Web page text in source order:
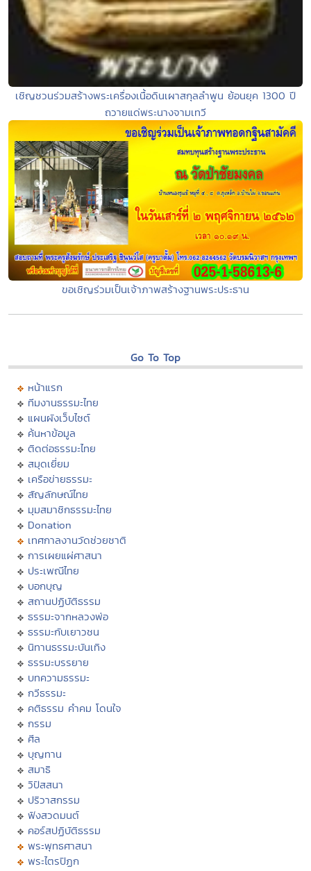
เชิญชวนร่วมสร้างพระเครื่องเนื้อดินเผาสกุลลำพูน ย้อนยุค 1300 ปี
ถวายแด่พระนางจามเทวี
ขอเชิญร่วมเป็นเจ้าภาพสร้างฐานพระประธาน
Go To Top
หน้าแรก
ทีมงานธรรมะไทย
แผนผังเว็บไซต์
ค้นหาข้อมูล
ติดต่อธรรมะไทย
สมุดเยี่ยม
เครือข่ายธรรมะ
สัญลักษณ์ไทย
มุมสมาชิกธรรมะไทย
Donation
เทศกาลงานวัดช่วยชาติ
การเผยแผ่ศาสนา
ประเพณีไทย
บอกบุญ
สถานปฏิบัติธรรม
ธรรมะจากหลวงพ่อ
ธรรมะกับเยาวชน
นิทานธรรมะบันเทิง
ธรรมะบรรยาย
บทความธรรมะ
กวีธรรมะ
คติธรรม คำคม โดนใจ
กรรม
ศีล
บุญทาน
สมาธิ
วิปัสสนา
ปริวาสกรรม
ฟังสวดมนต์
คอร์สปฏิบัติธรรม
พระพุทธศาสนา
พระไตรปิฏก